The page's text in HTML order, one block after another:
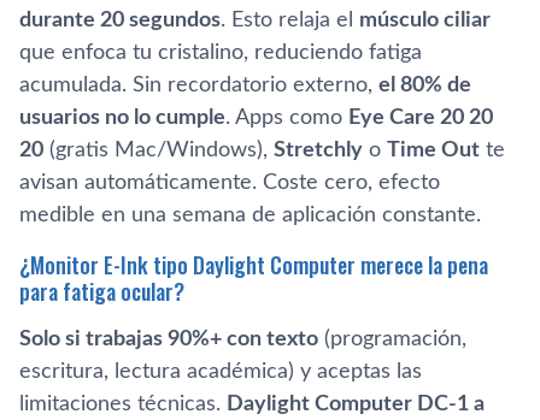
durante 20 segundos. Esto relaja el músculo ciliar
que enfoca tu cristalino, reduciendo fatiga
acumulada. Sin recordatorio externo, el 80% de
usuarios no lo cumple. Apps como Eye Care 20 20
20 (gratis Mac/Windows), Stretchly o Time Out te
avisan automáticamente. Coste cero, efecto
medible en una semana de aplicación constante.
¿Monitor E-Ink tipo Daylight Computer merece la pena
para fatiga ocular?
Solo si trabajas 90%+ con texto (programación,
escritura, lectura académica) y aceptas las
limitaciones técnicas. Daylight Computer DC-1 a